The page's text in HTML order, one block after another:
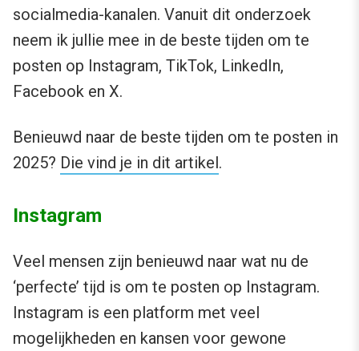
socialmedia-kanalen. Vanuit dit onderzoek
neem ik jullie mee in de beste tijden om te
posten op Instagram, TikTok, LinkedIn,
Facebook en X.
Benieuwd naar de beste tijden om te posten in
2025? Die vind je in dit artikel.
Instagram
Veel mensen zijn benieuwd naar wat nu de
‘perfecte’ tijd is om te posten op Instagram.
Instagram is een platform met veel
mogelijkheden en kansen voor gewone